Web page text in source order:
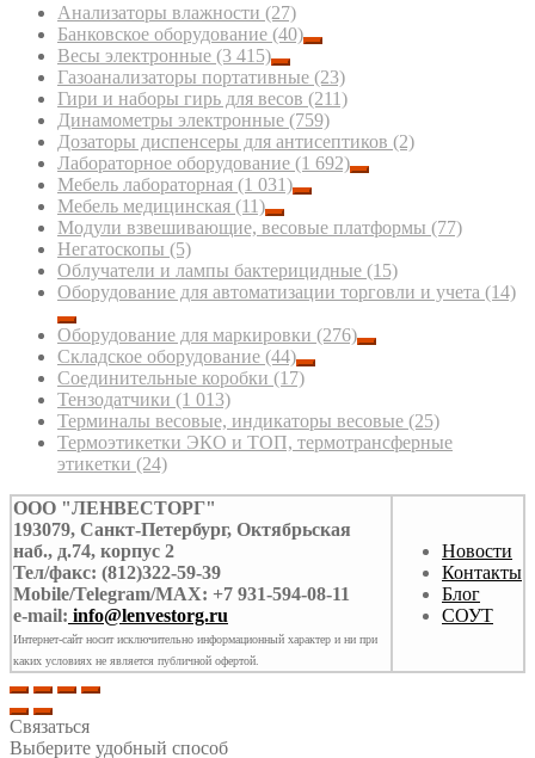
Анализаторы влажности (27)
Банковское оборудование (40)
Весы электронные (3 415)
Газоанализаторы портативные (23)
Гири и наборы гирь для весов (211)
Динамометры электронные (759)
Дозаторы диспенсеры для антисептиков (2)
Лабораторное оборудование (1 692)
Мебель лабораторная (1 031)
Мебель медицинская (11)
Модули взвешивающие, весовые платформы (77)
Негатоскопы (5)
Облучатели и лампы бактерицидные (15)
Оборудование для автоматизации торговли и учета (14)
Оборудование для маркировки (276)
Складское оборудование (44)
Соединительные коробки (17)
Тензодатчики (1 013)
Терминалы весовые, индикаторы весовые (25)
Термоэтикетки ЭКО и ТОП, термотрансферные
этикетки (24)
ООО "ЛЕНВЕСТОРГ"
193079, Санкт-Петербург, Октябрьская
наб., д.74, корпус 2
Тел/факс: (812)322-59-39
Mobile/Telegram/MAX: +7 931-594-08-11
e-mail: info@lenvestorg.ru
Интернет-сайт носит исключительно информационный характер и ни при
каких условиях не является публичной офертой.
Новости
Контакты
Блог
СОУТ
Связаться
Выберите удобный способ